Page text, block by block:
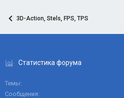
3D-Action, Stels, FPS, TPS
Статистика форума
Темы
Сообщения